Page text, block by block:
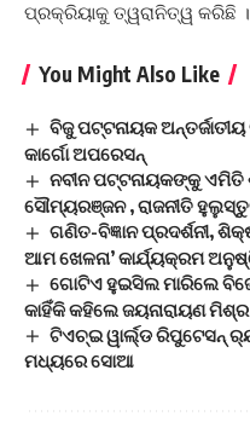
ପ୍ରକ୍ରିୟାକୁ ତ୍ୱରାନିତ୍ୱ କରିଛି ।
You Might Also Like
ବିଜୁ ପଟ୍ଟନାୟକ
କାର୍ଗୋ ଅପରେସନ୍‌
ନବୀନ ପଟ୍ଟନାୟକଙ୍କୁ
ସୌମ୍ୟରଞ୍ଜନ , ରାଜନୀତି
ଗଣିତ-ବିଜ୍ଞାନ ପ୍ରଦର୍ଶନୀ,
ଆମ ଖେଳନା’ କାର୍ଯ୍ୟକ୍ରମ
ଗୋଟିଏ ହୁଇସିଲ ମାରିଲେ
କାହିଁକି କହିଲେ ଜୟନାରାୟଣ ମିଶ୍ର
ଟିଏଚ୍‌ଇ ୱାର୍ଲ୍ଡ ରିପୁଟେସନ୍
ମଧ୍ୟରେ ସୋଆ